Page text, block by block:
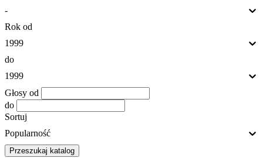
-
Rok od
1999
do
1999
Głosy od
do
Sortuj
Popularność